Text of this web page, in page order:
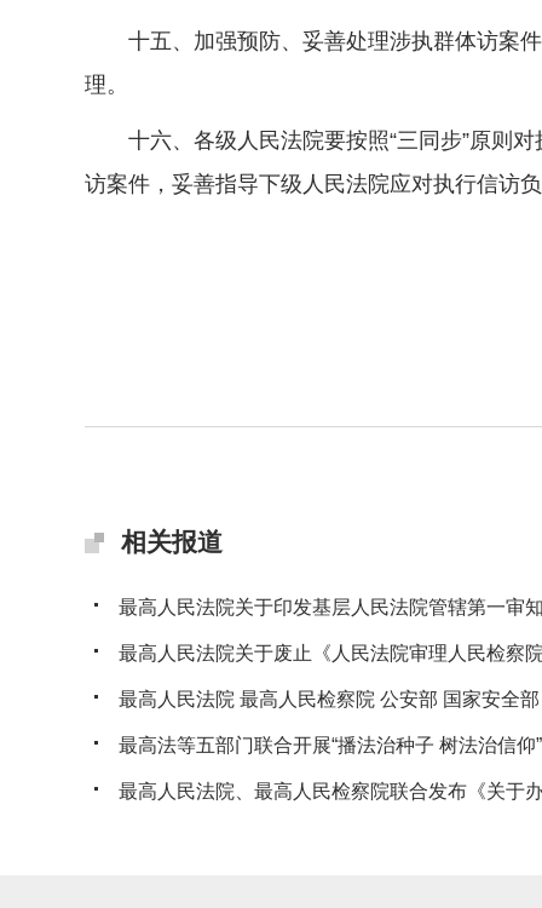
十五、加强预防、妥善处理涉执群体访案件
理。
十六、各级人民法院要按照“三同步”原则对
访案件，妥善指导下级人民法院应对执行信访
相关报道
最高人民法院关于印发基层人民法院管辖第一审
最高人民法院关于废止《人民法院审理人民检察
最高人民法院 最高人民检察院 公安部 国家安全
最高法等五部门联合开展“播法治种子 树法治信仰
最高人民法院、最高人民检察院联合发布《关于